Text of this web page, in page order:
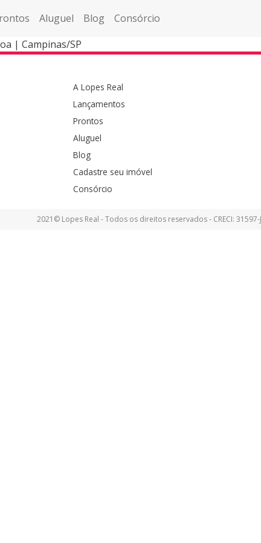
Aluguel Blog Consórcio
| Campinas/SP
A Lopes Real
Lançamentos
Prontos
Aluguel
Blog
Cadastre seu imóvel
Consórcio
2021© Lopes Real - Todos os direitos reservados - CRECI: 31597-J